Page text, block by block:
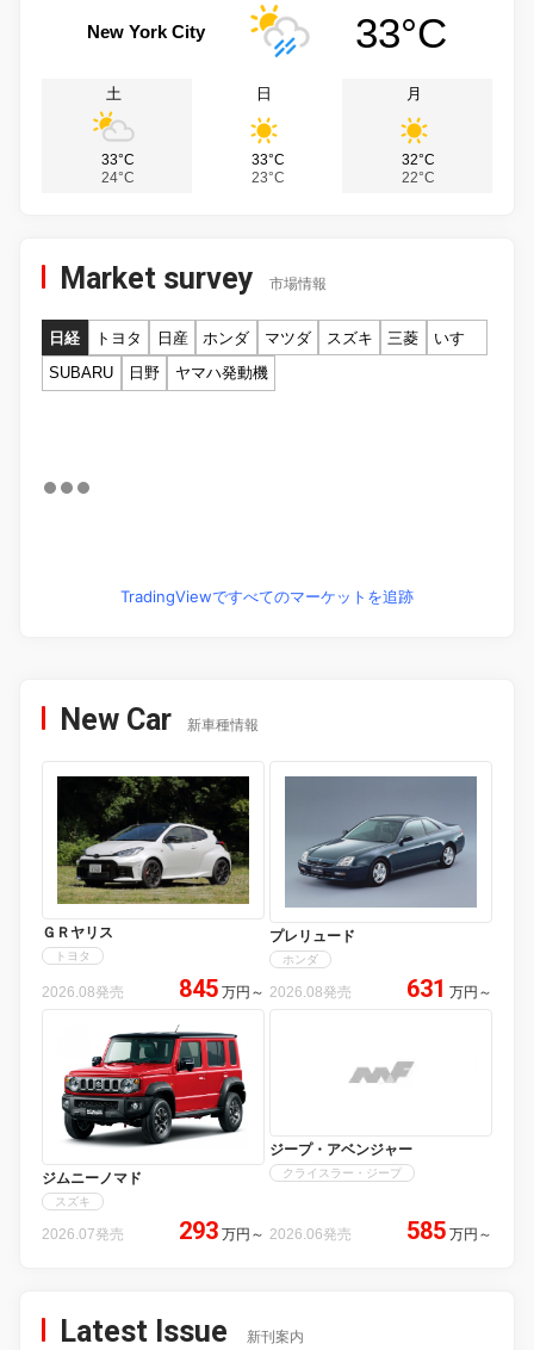
New York City 33°C
土
33°C
24°C
日
33°C
23°C
月
32°C
22°C
Market survey 市場情報
日経 トヨタ 日産 ホンダ マツダ スズキ 三菱
いすゞ
SUBARU
日野 ヤマハ発動機
TradingViewですべてのマーケットを追跡
New Car 新車種情報
ＧＲヤリス
トヨタ
2026.08発売 845 万円 ～
プレリュード
ホンダ
2026.08発売 631 万円 ～
ジムニーノマド
スズキ
2026.07発売 293 万円 ～
ジープ・アベンジャー
クライスラー・ジープ
2026.06発売 585 万円 ～
Latest Issue 新刊案内